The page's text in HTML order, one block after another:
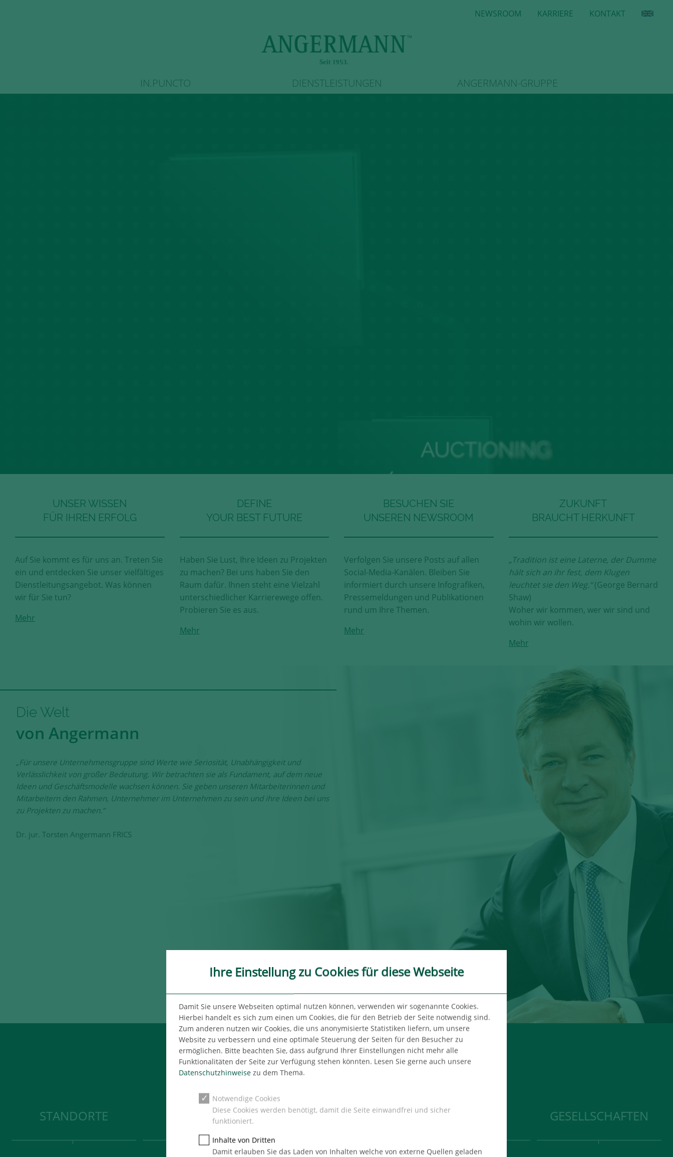
NEWSROOM KARRIERE KONTAKT
IN.PUNCTO DIENSTLEISTUNGEN ANGERMANN-GRUPPE
UNSER WISSEN
FÜR IHREN ERFOLG
Auf Sie kommt es für uns an. Treten Sie
ein und entdecken Sie unser vielfältiges
Dienstleitungsangebot. Was können
wir für Sie tun?
Mehr
DEFINE
YOUR BEST FUTURE
Haben Sie Lust, Ihre Ideen zu Projekten
zu machen? Bei uns haben Sie den
Raum dafür. Ihnen steht eine Vielzahl
unterschiedlicher Karrierewege offen.
Probieren Sie es aus.
Mehr
BESUCHEN SIE
UNSEREN NEWSROOM
Verfolgen Sie unsere Posts auf allen
Social-Media-Kanälen. Bleiben Sie
informiert durch unsere Infografiken,
Pressemeldungen und Publikationen
rund um Ihre Themen.
Mehr
ZUKUNFT
BRAUCHT HERKUNFT
„Tradition ist eine Laterne, der Dumme
hält sich an ihr fest, dem Klugen
leuchtet sie den Weg.“(George Bernard
Shaw)
Woher wir kommen, wer wir sind und
wohin wir wollen.
Mehr
Die Welt
von Angermann
„Für unsere Unternehmensgruppe sind Werte wie Seriosität, Unabhängigkeit und
Verlässlichkeit von großer Bedeutung. Wir betrachten sie als Fundament, auf dem neue
Ideen und Geschäftsmodelle wachsen können. Sie geben unseren Mitarbeiterinnen und
Mitarbeitern den Rahmen, Unternehmer im Unternehmen zu sein und ihre Ideen bei uns
zu Projekten zu machen.“
Dr. jur. Torsten Angermann FRICS
Wer wir sind
STANDORTE MITARBEITER
BEREICHE
BÜROHUNDE GESELLSCHAFTEN
Ihre Einstellung zu Cookies für diese Webseite
Damit Sie unsere Webseiten optimal nutzen können, verwenden wir sogenannte Cookies.
Hierbei handelt es sich zum einen um Cookies, die für den Betrieb der Seite notwendig sind.
Zum anderen nutzen wir Cookies, die uns anonymisierte Statistiken liefern, um unsere
Website zu verbessern und eine optimale Steuerung der Seiten für den Besucher zu
ermöglichen. Bitte beachten Sie, dass aufgrund Ihrer Einstellungen nicht mehr alle
Funktionalitäten der Seite zur Verfügung stehen könnten. Lesen Sie gerne auch unsere
Datenschutzhinweise zu dem Thema.
Notwendige Cookies
Diese Cookies werden benötigt, damit die Seite einwandfrei und sicher
funktioniert.
Inhalte von Dritten
Damit erlauben Sie das Laden von Inhalten welche von externe Quellen geladen